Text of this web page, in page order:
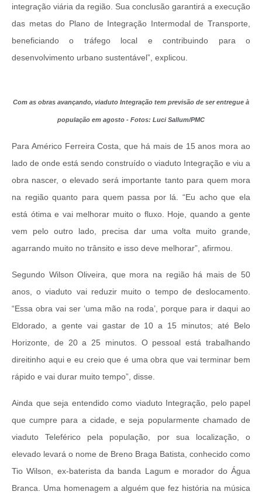
integração viária da região. Sua conclusão garantirá a execução
das metas do Plano de Integração Intermodal de Transporte,
beneficiando o tráfego local e contribuindo para o
desenvolvimento urbano sustentável”, explicou.
Com as obras avançando, viaduto Integração tem previsão de ser entregue à
população em agosto - Fotos: Luci Sallum/PMC
Para Américo Ferreira Costa, que há mais de 15 anos mora ao
lado de onde está sendo construído o viaduto Integração e viu a
obra nascer, o elevado será importante tanto para quem mora
na região quanto para quem passa por lá. “Eu acho que ela
está ótima e vai melhorar muito o fluxo. Hoje, quando a gente
vem pelo outro lado, precisa dar uma volta muito grande,
agarrando muito no trânsito e isso deve melhorar”, afirmou.
Segundo Wilson Oliveira, que mora na região há mais de 50
anos, o viaduto vai reduzir muito o tempo de deslocamento.
“Essa obra vai ser ‘uma mão na roda’, porque para ir daqui ao
Eldorado, a gente vai gastar de 10 a 15 minutos; até Belo
Horizonte, de 20 a 25 minutos. O pessoal está trabalhando
direitinho aqui e eu creio que é uma obra que vai terminar bem
rápido e vai durar muito tempo”, disse.
Ainda que seja entendido como viaduto Integração, pelo papel
que cumpre para a cidade, e seja popularmente chamado de
viaduto Teleférico pela população, por sua localização, o
elevado levará o nome de Breno Braga Batista, conhecido como
Tio Wilson, ex-baterista da banda Lagum e morador do Água
Branca. Uma homenagem a alguém que fez história na música